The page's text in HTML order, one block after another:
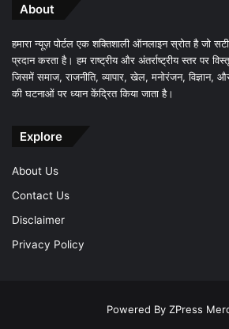
About
हमारा न्यूज़ पोर्टल एक शक्तिशाली ऑनलाइन स्रोत है जो
प्रदान करता है। हम राष्ट्रीय और अंतर्राष्ट्रीय स्तर पर
जिसमें समाज, राजनीति, व्यापार, खेल, मनोरंजन, विज्ञान, और
की घटनाओं पर ध्यान केंद्रित किया जाता है।
Explore
About Us
Contact Us
Disclaimer
Privacy Policy
Powered By ZPress